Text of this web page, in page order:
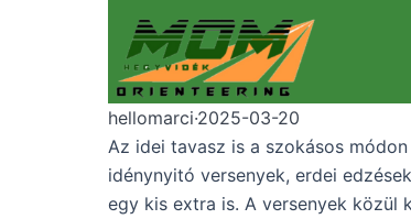
hellomarci·2025-03-20
Az idei tavasz is a szokásos
idénynyitó versenyek, erdei
egy kis extra is. A versenyek közül